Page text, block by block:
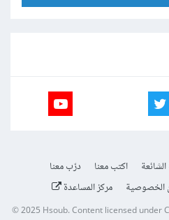
اكتب معنا
درّب معنا
الخصوصية مركز المساعدة
© 2025Hsoub.Content licensed under